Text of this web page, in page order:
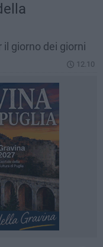
giorno dei giorni
12.10